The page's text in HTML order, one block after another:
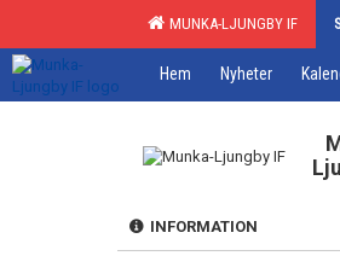
MUNKA-LJUNGBY IF
Hem Nyheter
INFORMATION